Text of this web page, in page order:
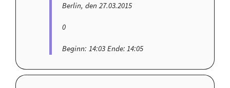
Berlin, den 27.03.2015
0
Beginn: 14:03 Ende: 14:05